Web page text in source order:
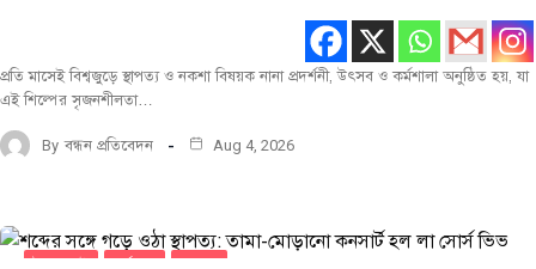
প্রতি মাসেই বিশ্বজুড়ে স্থাপত্য ও নকশা বিষয়ক নানা প্রদর্শনী, উৎসব ও কর্মশালা অনুষ্ঠিত হয়, যা
এই শিল্পের সৃজনশীলতা…
By বন্ধন প্রতিবেদন Aug 4, 2026